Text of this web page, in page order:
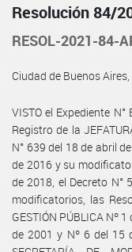
Resolución 84/
RESOL-2021-84-
Ciudad de Buenos
VISTO el Expediente
Registro de la
N° 639 del 18 de abril
de 2016 y su
de 2018, el Decreto N°
modificatorios, las
GESTIÓN PÚBLICA Nº
de 2001 y Nº 6 del 15